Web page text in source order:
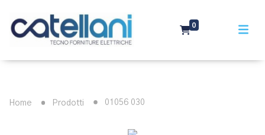
0
Home Prodotti 01056 030